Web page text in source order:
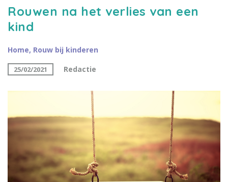
Rouwen na het verlies van een
kind
Home, Rouw bij kinderen
25/02/2021 Redactie